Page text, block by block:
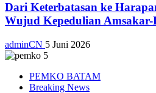
Dari Keterbatasan ke
Wujud Kepedulian
adminCN 5 Juni 2026
PEMKO BATAM
Breaking News